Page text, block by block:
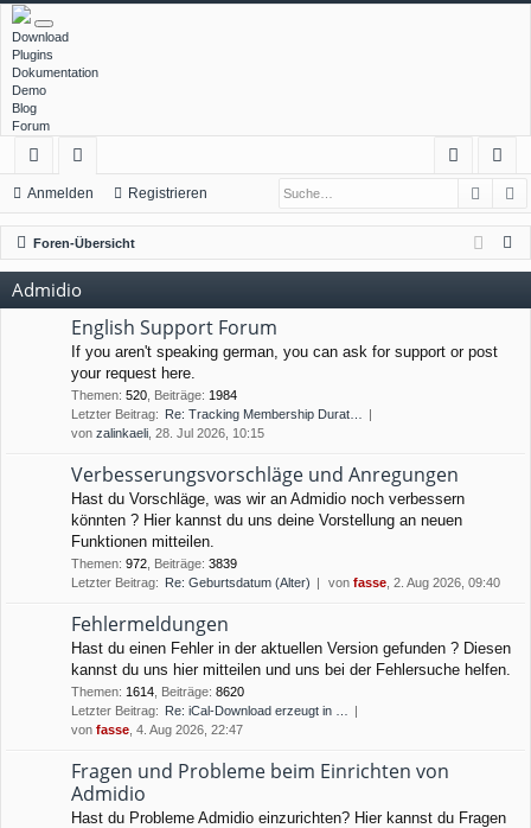
Download
Plugins
Dokumentation
Demo
Blog
Forum
ch
ne
llz
ug
or
en
m
el
ist
rie
Anmelden Registrieren
Foren-Übersicht
Admidio
English Support Forum
If you aren't speaking german, you can ask for support or post
your request here.
Themen: 520 Beiträge: 1984
Letzter Beitrag: Re: Tracking Membership Durat…
von zalinkaeli , 28. Jul 2026, 10:15
Verbesserungsvorschläge und Anregungen
Hast du Vorschläge, was wir an Admidio noch verbessern
könnten ? Hier kannst du uns deine Vorstellung an neuen
Funktionen mitteilen.
Themen: 972 Beiträge: 3839
Letzter Beitrag: Re: Geburtsdatum (Alter) von fasse , 2. Aug 2026, 09:40
Fehlermeldungen
Hast du einen Fehler in der aktuellen Version gefunden ? Diesen
kannst du uns hier mitteilen und uns bei der Fehlersuche helfen.
Themen: 1614 Beiträge: 8620
Letzter Beitrag: Re: iCal-Download erzeugt in …
von fasse , 4. Aug 2026, 22:47
Fragen und Probleme beim Einrichten von
Admidio
Hast du Probleme Admidio einzurichten? Hier kannst du Fragen